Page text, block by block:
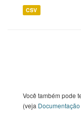
CSV
Você também pode
(veja